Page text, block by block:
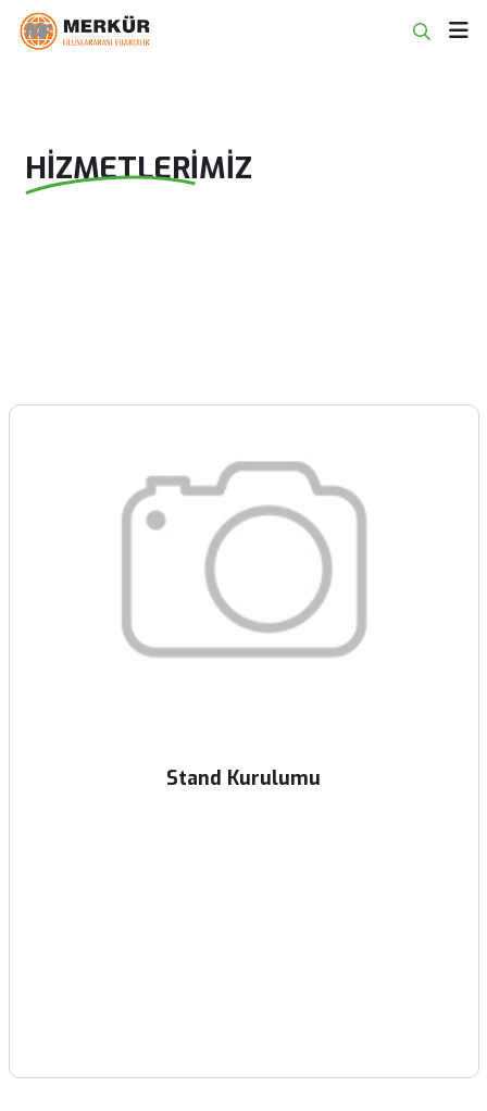
HIZMETLERIMIZ
Stand Kurulumu